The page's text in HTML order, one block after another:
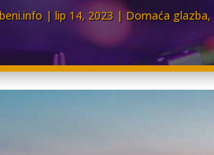
lip 14, 2023 Domaća glazba,